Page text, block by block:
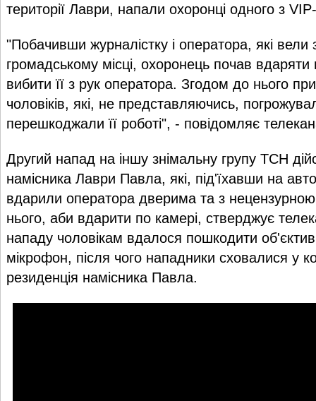
території Лаври, напали охоронці одного з
"Побачивши журналістку і оператора, які вели
громадському місці, охоронець почав
вибити її з рук оператора. Згодом до нього
чоловіків, які, не представляючись,
перешкоджали її роботі", - повідомляє
Другий напад на іншу знімальну групу ТСН
намісника Лаври Павла, які, під'їхавши на
вдарили оператора дверима та з
нього, аби вдарити по камері, стверджує
нападу чоловікам вдалося пошкодити об'єктив
мікрофон, після чого нападники сховалися у
резиденція намісника Павла.